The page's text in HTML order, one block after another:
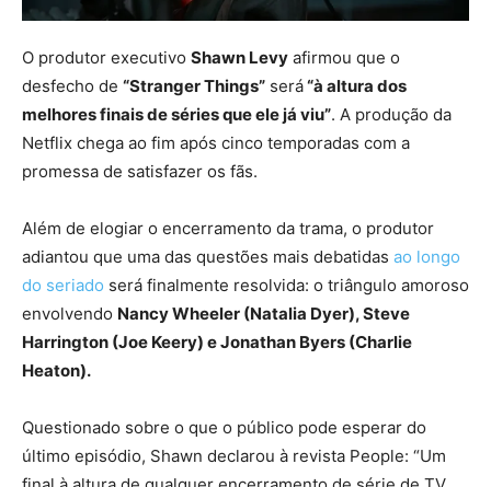
O produtor executivo Shawn Levy afirmou que o
desfecho de “Stranger Things” será“à altura dos
melhores finais de séries que ele já viu”. A produção da
Netflix chega ao fim após cinco temporadas com a
promessa de satisfazer os fãs.
Além de elogiar o encerramento da trama, o produtor
adiantou que uma das questões mais debatidas ao longo
do seriado será finalmente resolvida: o triângulo amoroso
envolvendo Nancy Wheeler (Natalia Dyer), Steve
Harrington (Joe Keery) e Jonathan Byers (Charlie
Heaton).
Questionado sobre o que o público pode esperar do
último episódio, Shawn declarou à revista People: “Um